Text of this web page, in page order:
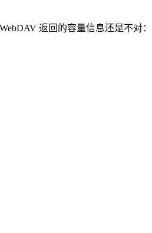
返回的容量信息还是不对：